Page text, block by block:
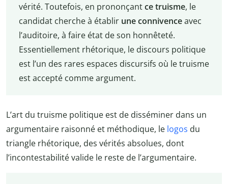
vérité. Toutefois, en prononçantce truisme, le
candidat cherche à établir une connivenceavec
l’auditoire, à faire état de son honnêteté.
Essentiellement rhétorique, le discours politique
est l’un des rares espaces discursifs où le truisme
est accepté comme argument.
L’art du truisme politique est de disséminer dans un
argumentaire raisonné et méthodique, le logos du
triangle rhétorique, des vérités absolues, dont
l’incontestabilité valide le reste de l’argumentaire.